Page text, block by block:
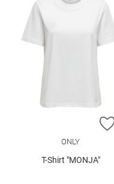
ONLY
T-Shirt "MONJA"